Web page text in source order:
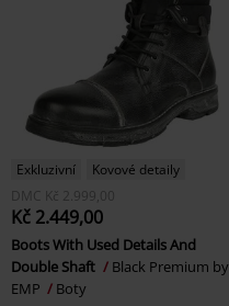
Exkluzivní
Kovové detaily
DMC
Kč 2.999,00
Kč 2.449,00
Boots With Used Details And
Double Shaft
Black Premium by
EMP
Boty